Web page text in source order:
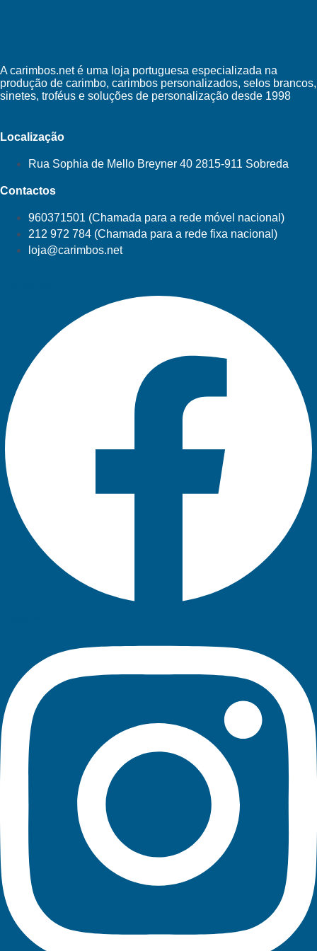
A carimbos.net é uma loja portuguesa especializada na
produção de carimbo, carimbos personalizados, selos brancos,
sinetes, troféus e soluções de personalização desde 1998
Localização
Rua Sophia de Mello Breyner 40 2815-911 Sobreda
Contactos
960371501 (Chamada para a rede móvel nacional)
212 972 784 (Chamada para a rede fixa nacional)
loja@carimbos.net